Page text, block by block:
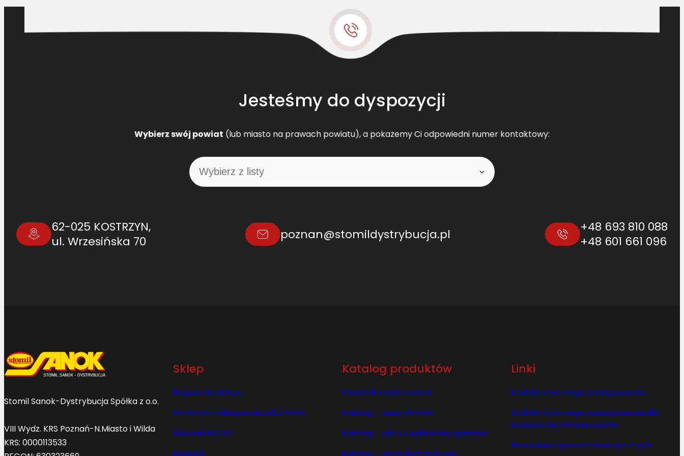
a
n
y
D
4
Jesteśmy do dyspozycji
Wybierz swój powiat (lub miasto na prawach powiatu), a pokażemy Ci odpowiedni numer kontaktowy:
62-025 KOSTRZYN,
ul. Wrzesińska 70
poznan@stomildystrybucja.pl
+48 693 810 088
+48 601 661 096
Stomil Sanok-Dystrybucja Spółka z o.o.
VIII Wydz. KRS Poznań-N.Miasto i Wilda
KRS: 0000113533
Sklep
Regulamin sklepu
Formularz odstąpienia od umowy
Klauzula RODO
Kontakt
Katalog produktów
Poradnik konstruktora
Katalog – pasy klinowe
Katalog – płyty i wykładziny gumowe
Katalog – węże hydrauliczne i
Linki
Kodeks etycznego postępowania
Kodeks etycznego postępowania dla
Dostawców i Producentów
Procedura zgłoszeń wewnętrznych